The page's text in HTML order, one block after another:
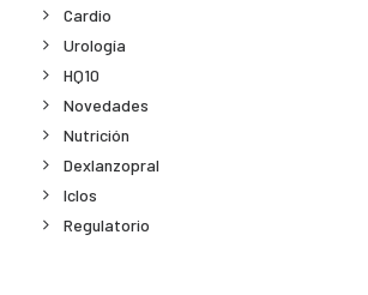
Cardio
Urología
HQ10
Novedades
Nutrición
Dexlanzopral
Iclos
Regulatorio